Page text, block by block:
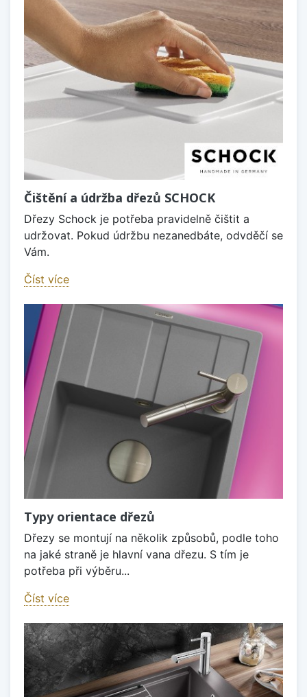
Čištění a údržba dřezů SCHOCK
Dřezy Schock je potřeba pravidelně čištit a
udržovat. Pokud údržbu nezanedbáte, odvděčí se
Vám.
Číst více
Typy orientace dřezů
Dřezy se montují na několik způsobů, podle toho
na jaké straně je hlavní vana dřezu. S tím je
potřeba při výběru...
Číst více